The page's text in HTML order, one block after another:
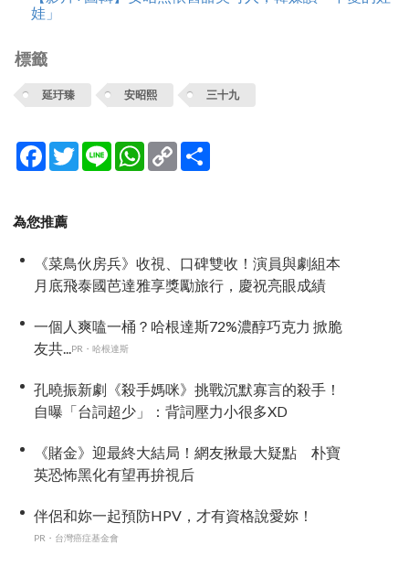
娃」
標籤
延玗臻 安昭熙 三十九
Facebook
TwitterLine WhatsApp
Copy
Link
為您推薦
《菜鳥伙房兵》收視、口碑雙收！演員與劇組本
月底飛泰國芭達雅享獎勵旅行，慶祝亮眼成績
一個人爽嗑一桶？哈根達斯72%濃醇巧克力 掀脆
友共...PR・哈根達斯
孔曉振新劇《殺手媽咪》挑戰沉默寡言的殺手！
自曝「台詞超少」：背詞壓力小很多XD
《賭金》迎最終大結局！網友揪最大疑點 朴寶
英恐怖黑化有望再拚視后
伴侶和妳一起預防HPV，才有資格說愛妳！
PR・台灣癌症基金會